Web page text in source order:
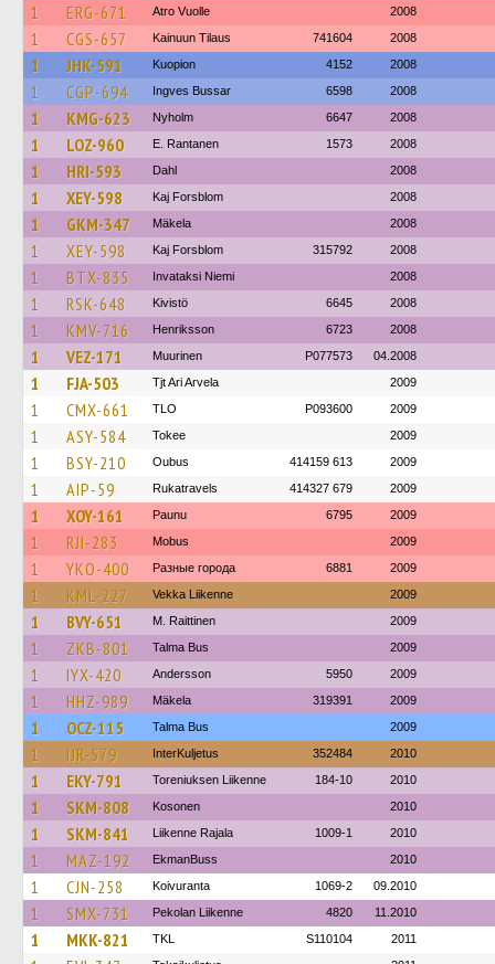
1 ERG-671 Atro Vuolle 2008
1 CGS-657 Kainuun Tilaus 741604 2008
1 JHK-591 Kuopion 4152 2008
1 CGP-694 Ingves Bussar 6598 2008
1 KMG-623 Nyholm 6647 2008
1 LOZ-960 E. Rantanen 1573 2008
1 HRI-593 Dahl 2008
1 XEY-598 Kaj Forsblom 2008
1 GKM-347 Mäkela 2008
1 XEY-598 Kaj Forsblom 315792 2008
1 BTX-835 Invataksi Niemi 2008
1 RSK-648 Kivistö 6645 2008
1 KMV-716 Henriksson 6723 2008
1 VEZ-171 Muurinen P077573 04.2008
1 FJA-503 Tjt Ari Arvela 2009
1 CMX-661 TLO P093600 2009
1 ASY-584 Tokee 2009
1 BSY-210 Oubus 414159 613 2009
1 AIP-59 Rukatravels 414327 679 2009
1 XOY-161 Paunu 6795 2009
1 RJI-283 Mobus 2009
1 YKO-400 Разные города 6881 2009
1 KML-227 Vekka Liikenne 2009
1 BVY-651 M. Raittinen 2009
1 ZKB-801 Talma Bus 2009
1 IYX-420 Andersson 5950 2009
1 HHZ-989 Mäkela 319391 2009
1 OCZ-115 Talma Bus 2009
1 IJR-579 InterKuljetus 352484 2010
1 EKY-791 Toreniuksen Liikenne 184-10 2010
1 SKM-808 Kosonen 2010
1 SKM-841 Liikenne Rajala 1009-1 2010
1 MAZ-192 EkmanBuss 2010
1 CJN-258 Koivuranta 1069-2 09.2010
1 SMX-731 Pekolan Liikenne 4820 11.2010
1 MKK-821 TKL S110104 2011